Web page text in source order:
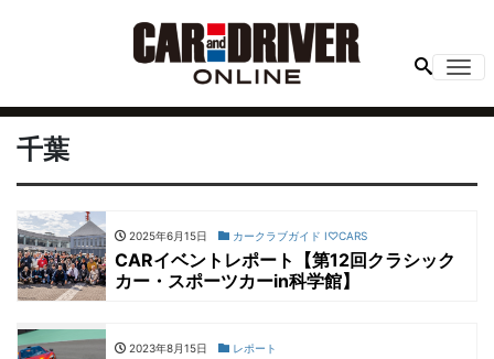
千葉
2025年6月15日 カークラブガイド I♡CARS
CARイベントレポート【第12回クラシック
カー・スポーツカーin科学館】
2023年8月15日 レポート